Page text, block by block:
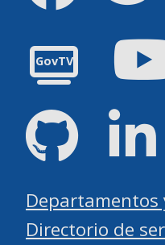
GovTV
GitHub
Departamentos
Directorio de